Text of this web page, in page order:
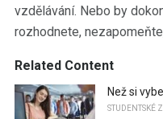
vzdělávání. Nebo by
rozhodnete,
Related Content
Než si
STUDENTSKÉ